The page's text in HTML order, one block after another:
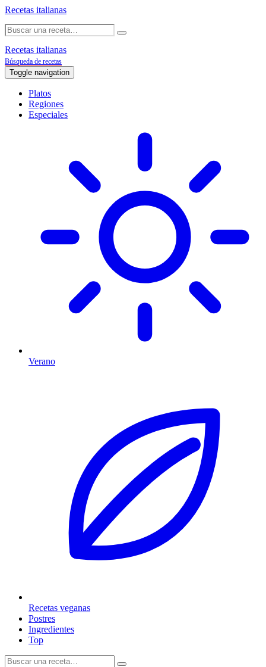
Recetas italianas
Recetas italianas
Búsqueda de recetas
Toggle navigation
Platos
Regiones
Especiales
Verano
Recetas veganas
Postres
Ingredientes
Top